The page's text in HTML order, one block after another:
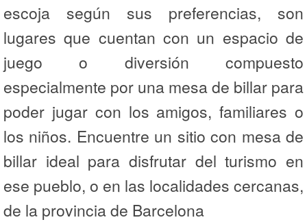
escoja según sus preferencias, son
lugares que cuentan con un espacio de
juego o diversión compuesto
especialmente por una mesa de billar para
poder jugar con los amigos, familiares o
los niños. Encuentre un sitio con mesa de
billar ideal para disfrutar del turismo en
ese pueblo, o en las localidades cercanas,
de la provincia de Barcelona